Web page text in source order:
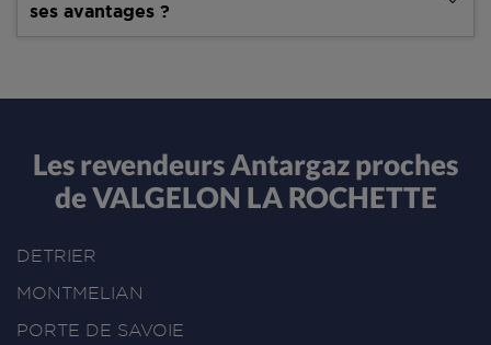
ses avantages ?
Les revendeurs Antargaz proches
de VALGELON LA ROCHETTE
DETRIER
MONTMELIAN
PORTE DE SAVOIE